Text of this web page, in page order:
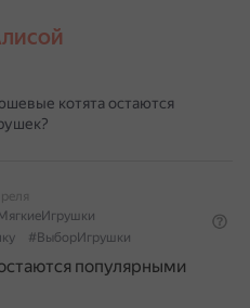
котята остаются
#ВыборИгрушки
популярными